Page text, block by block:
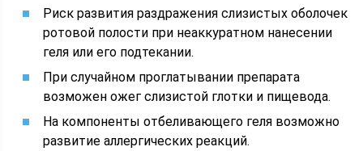
Риск развития раздражения слизистых оболочек
ротовой полости при неаккуратном нанесении
геля или его подтекании.
При случайном проглатывании препарата
возможен ожег слизистой глотки и пищевода.
На компоненты отбеливающего геля возможно
развитие аллергических реакций.